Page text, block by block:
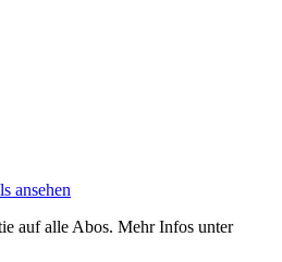
ansehen
auf alle Abos. Mehr Infos unter